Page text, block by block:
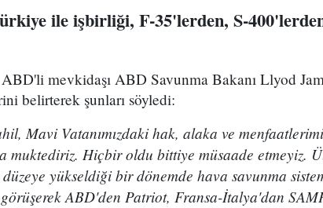
ile işbirliği, F-35'lerden, S-
mevkidaşı ABD Savunma Bakanı Llyod
belirterek şunları söyledi:
Mavi Vatanımızdaki hak, alaka ve
muktediriz. Hiçbir oldu bittiye müsaade etmeyiz.
yükseldiği bir dönemde hava savunma
ABD'den Patriot, Fransa-İtalya'dan